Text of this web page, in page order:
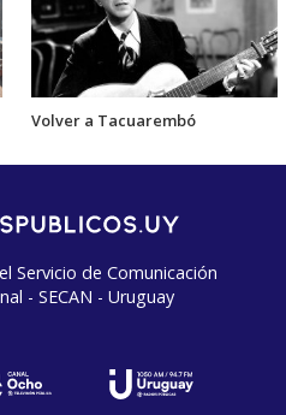
Volver a Tacuarembó
Servicio de Comunicación
- SECAN - Uruguay